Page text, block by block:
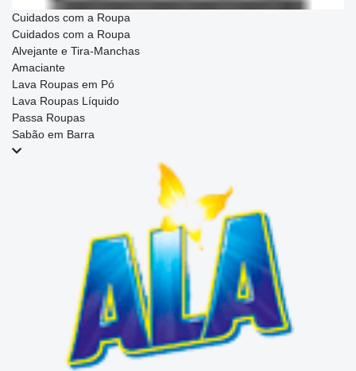
Cuidados com a Roupa
Cuidados com a Roupa
Alvejante e Tira-Manchas
Amaciante
Lava Roupas em Pó
Lava Roupas Líquido
Passa Roupas
Sabão em Barra